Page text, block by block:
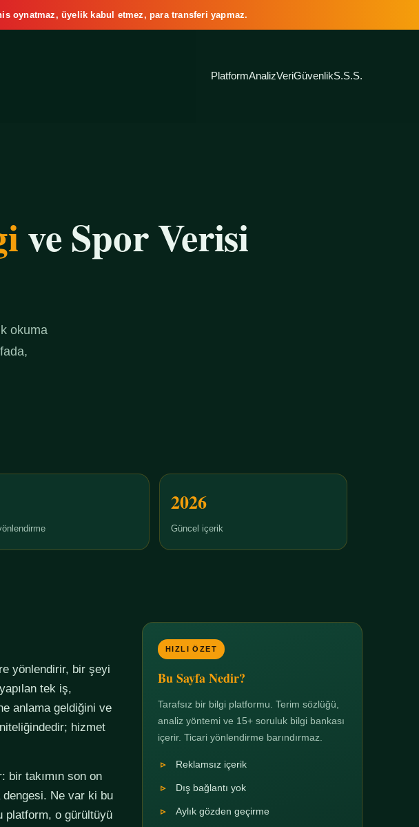
oynatmaz, üyelik kabul etmez, para transferi yapmaz.
PlatformAnalizVeriGüvenlikS.S.S.
ve Spor Verisi
okuma
2026
Güncel içerik
yönlendirir, bir şeyi
tek iş,
anlama geldiğini ve
niteliğindedir; hizmet
bir takımın son on
dengesi. Ne var ki bu
platform, o gürültüyü
HIZLI ÖZET
Bu Sayfa Nedir?
Tarafsız bir bilgi platformu. Terim sözlüğü,
analiz yöntemi ve 15+ soruluk bilgi bankası
içerir. Ticari yönlendirme barındırmaz.
Reklamsız içerik
Dış bağlantı yok
Aylık gözden geçirme